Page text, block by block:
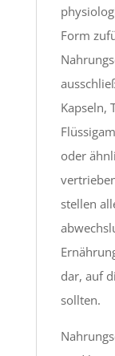
Form
Kapseln,
oder
stellen
dar, auf
sollten.